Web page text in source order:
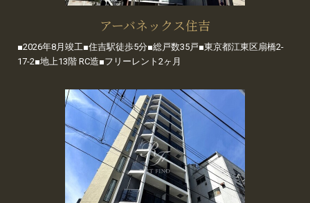
アーバネックス住吉
■2026年8月竣工■住吉駅徒歩5分■総戸数35戸■東京都江東区扇橋2-
17-2■地上13階 RC造■フリーレント2ヶ月